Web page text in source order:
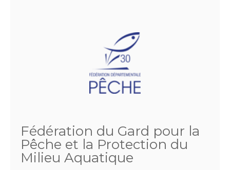
Fédération du Gard pour la
Pêche et la Protection du
Milieu Aquatique